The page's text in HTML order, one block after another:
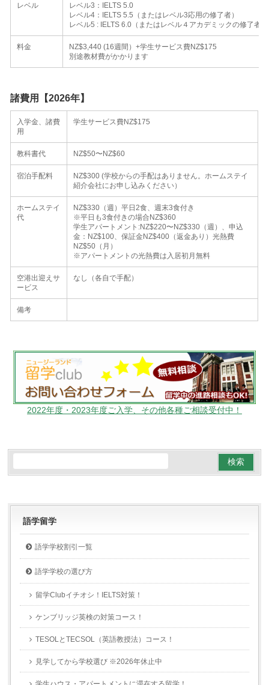
レベル
レベル3：IELTS 5.0
レベル4：IELTS 5.5（またはレベル3応用の修了者）
レベル5 : IELTS 6.0（またはレベル４アカデミックの修了者）
料金
NZ$3,440 (16週間）+学生サービス費NZ$175
別途教材費がかかります
諸費用【2026年】
入学金、諸費
用
学生サービス費NZ$175
教科書代 NZ$50〜NZ$60
宿泊手配料
NZ$300 (学校からの手配はありません。ホームステイ
紹介会社にお申し込みください）
ホームステイ
代
NZ$330（週）平日2食、週末3食付き
※平日も3食付きの場合NZ$360
学生アパートメント:NZ$220〜NZ$330（週）、申込
金：NZ$100、保証金NZ$400（返金あり）光熱費
NZ$50（月）
※アパートメントの光熱費は入居初月無料
空港出迎えサ
ービス
なし（各自で手配）
備考
2022年度・2023年度ご入学、その他各種ご相談受付中！
語学留学
語学学校割引一覧
語学学校の選び方
留学Clubイチオシ！IELTS対策！
ケンブリッジ英検の対策コース！
TESOLとTECSOL（英語教授法）コース！
見学してから学校選び ※2026年休止中